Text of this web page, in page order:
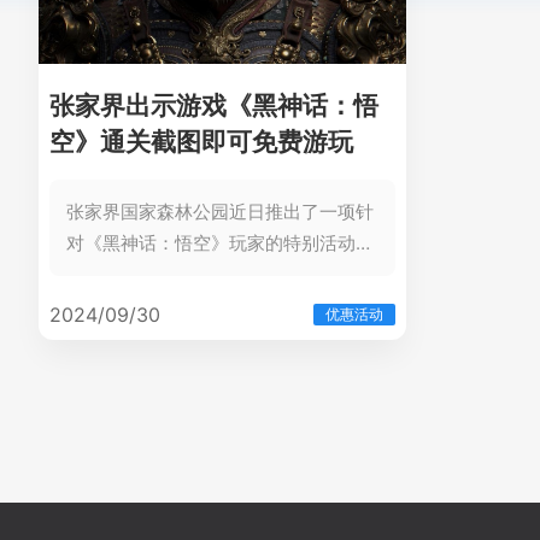
张家界出示游戏《黑神话：悟
空》通关截图即可免费游玩
张家界国家森林公园近日推出了一项针
对《黑神话：悟空》玩家的特别活动，
2024年9月5日至12月31日，玩家只需
2024/09/30 优惠活动